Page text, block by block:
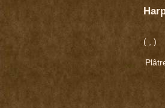
( , )